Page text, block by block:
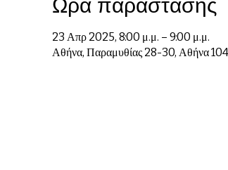
Ωρα παράστασης
23 Απρ 2025, 8:00 μ.μ. – 9:00 μ.μ.
Αθήνα, Παραμυθίας 28-30, Αθήνα